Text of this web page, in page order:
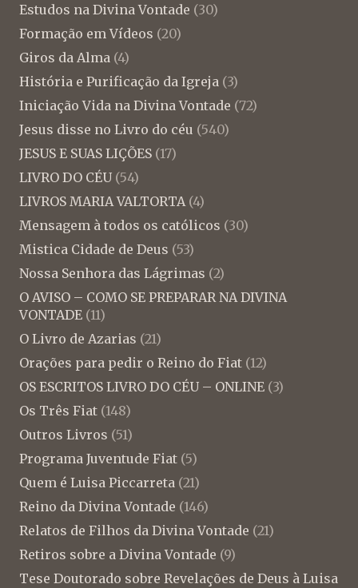
Estudos na Divina Vontade (30)
Formação em Vídeos (20)
Giros da Alma (4)
História e Purificação da Igreja (3)
Iniciação Vida na Divina Vontade (72)
Jesus disse no Livro do céu (540)
JESUS E SUAS LIÇÕES (17)
LIVRO DO CÉU (54)
LIVROS MARIA VALTORTA (4)
Mensagem à todos os católicos (30)
Mistica Cidade de Deus (53)
Nossa Senhora das Lágrimas (2)
O AVISO – COMO SE PREPARAR NA DIVINA
VONTADE (11)
O Livro de Azarias (21)
Orações para pedir o Reino do Fiat (12)
OS ESCRITOS LIVRO DO CÉU – ONLINE (3)
Os Três Fiat (148)
Outros Livros (51)
Programa Juventude Fiat (5)
Quem é Luisa Piccarreta (21)
Reino da Divina Vontade (146)
Relatos de Filhos da Divina Vontade (21)
Retiros sobre a Divina Vontade (9)
Tese Doutorado sobre Revelações de Deus à Luisa